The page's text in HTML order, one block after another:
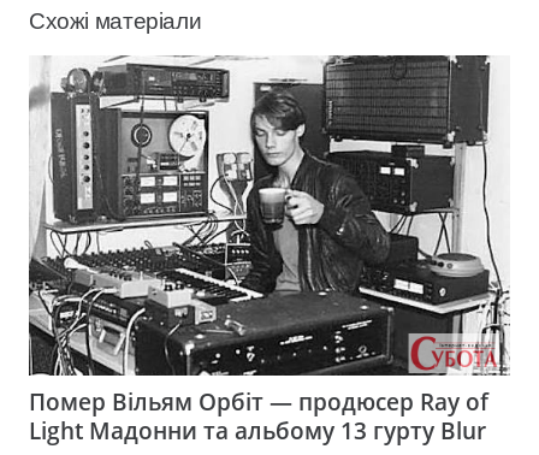
Схожі матеріали
Помер Вільям Орбіт — продюсер Ray of
Light Мадонни та альбому 13 гурту Blur